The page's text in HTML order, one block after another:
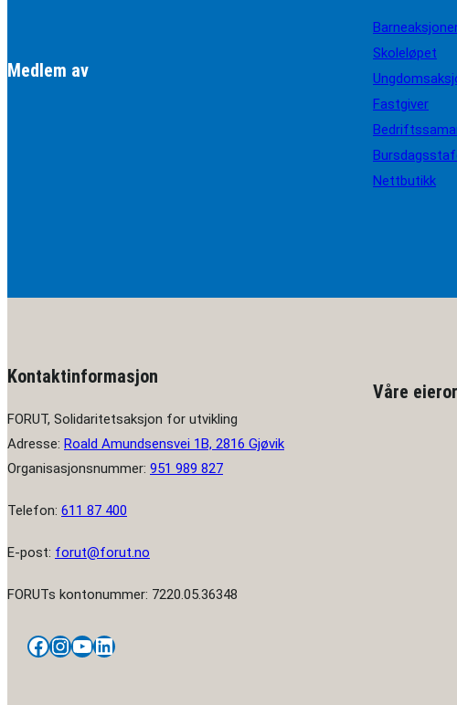
Medlem av
Skoleløpet
Fastgiver
Nettbutikk
Kontaktinformasjon
FORUT, Solidaritetsaksjon for utvikling
Adresse: Roald Amundsensvei 1B, 2816 Gjøvik
Organisasjonsnummer: 951 989 827
Telefon: 611 87 400
E-post: forut@forut.no
FORUTs kontonummer: 7220.05.36348
Facebook InstagramYouTube LinkedIn
Våre